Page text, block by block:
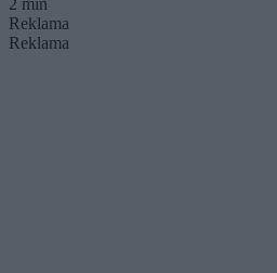
Reklama
Reklama